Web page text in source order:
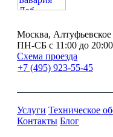
Москва,
ПН-СБ с 11:00 до 20:00
Схема проезда
+7 (495) 923-55-45
Услуги Техническое
Контакты Блог